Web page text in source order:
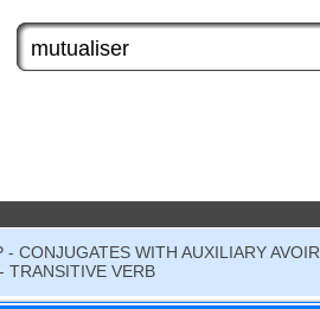
CONJUGATES WITH AUXILIARY AVOIR
- TRANSITIVE VERB